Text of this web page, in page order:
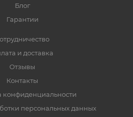
Блог
Гарантии
и доставка
Отзывы
Контакты
конфиденциальности
персональных данных